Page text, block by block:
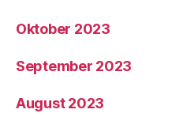
Oktober 2023
September 2023
August 2023